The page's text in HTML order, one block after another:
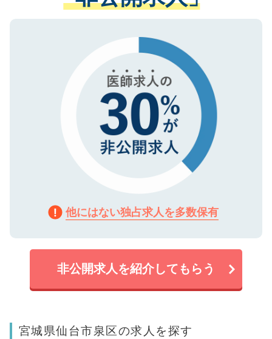
で、機密保持に関してもご安心ください。
ない方には、長期的なサポートが可能です
ので、まずはご登録ください。
他にはない独占求人を多数保有
非公開求人を紹介してもらう
宮城県仙台市泉区の求人を探す